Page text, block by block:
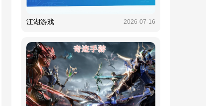
江湖游戏 2026-07-16